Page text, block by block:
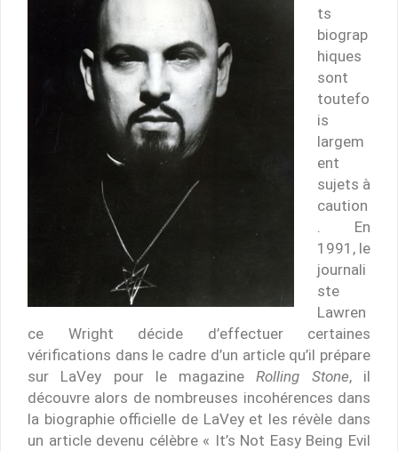
ts
biograp
hiques
sont
toutefo
is
largem
ent
sujets à
caution
. En
1991, le
journali
ste
Lawren
ce Wright décide d’effectuer certaines
vérifications dans le cadre d’un article qu’il prépare
sur LaVey pour le magazineRolling Stone, il
découvre alors de nombreuses incohérences dans
la biographie officielle de LaVey et les révèle dans
un article devenu célèbre « It’s Not Easy Being Evil